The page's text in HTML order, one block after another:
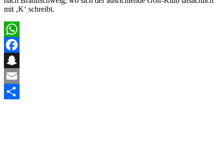
mit ‚K‘ schreibt.
WhatsApp
Facebook
Snapchat
Email